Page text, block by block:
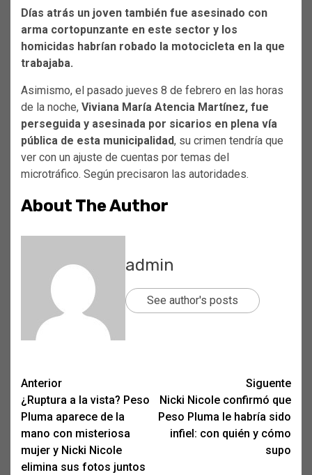
Días atrás un joven también fue asesinado con
arma cortopunzante en este sector y los
homicidas habrían robado la motocicleta en la que
trabajaba.
Asimismo, el pasado jueves 8 de febrero en las horas
de la noche, Viviana María Atencia Martínez, fue
perseguida y asesinada por sicarios en plena vía
pública de esta municipalidad, su crimen tendría que
ver con un ajuste de cuentas por temas del
microtráfico. Según precisaron las autoridades.
About The Author
admin
See author's posts
Post
navigation
Anterior
¿Ruptura a la vista? Peso
Pluma aparece de la
mano con misteriosa
mujer y Nicki Nicole
elimina sus fotos juntos
Siguente
Nicki Nicole confirmó que
Peso Pluma le habría sido
infiel: con quién y cómo
supo